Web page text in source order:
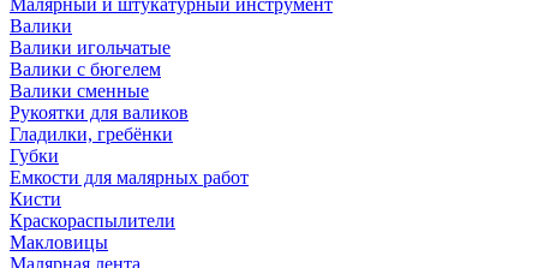
Малярный и штукатурный инструмент
Валики
Валики игольчатые
Валики с бюгелем
Валики сменные
Рукоятки для валиков
Гладилки, гребёнки
Губки
Емкости для малярных работ
Кисти
Краскораспылители
Макловицы
Малярная лента